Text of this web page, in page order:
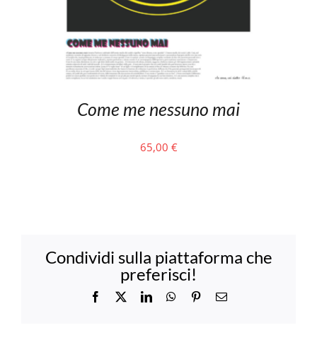
Come me nessuno mai
65,00 €
Condividi sulla piattaforma che
preferisci!
Facebook LinkedInWhatsApp
PinterestEmail